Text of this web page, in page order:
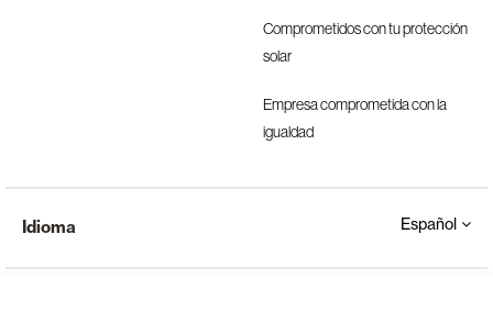
Comprometidos con tu protección
solar
Empresa comprometida con la
igualdad
Idioma Español